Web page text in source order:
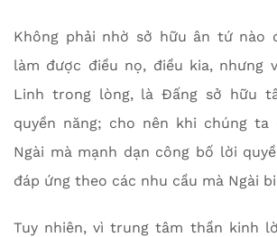
Không phải nhờ sở hữu ân tứ nào
làm được điều nọ, điều kia, nhưng
Linh trong lòng, là Đấng sở hữu
quyền năng; cho nên khi chúng ta
Ngài mà mạnh dạn công bố lời
đáp ứng theo các nhu cầu mà Ngài
Tuy nhiên, vì trung tâm thần kinh